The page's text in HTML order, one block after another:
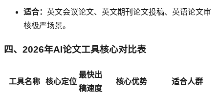
适合： 英文会议论文、英文期刊论文投稿、英语论文审
核极严场景。
四、2026年AI论文工具核心对比表
工具名称 核心定位
最快出
稿速度
核心优势 适合人群